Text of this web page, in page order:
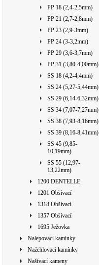
PP 18 (2,4-2,5mm)
PP 21 (2,7-2,8mm)
PP 23 (2,9-3mm)
PP 24 (3-3,2mm)
PP 29 (3,6-3,7mm)
PP 31 (3,80-4,00mm)
SS 18 (4,2-4,4mm)
SS 24 (5,27-5,44mm)
SS 29 (6,14-6,32mm)
SS 34 (7,07-7,27mm)
SS 38 (7,93-8,16mm)
SS 39 (8,16-8,41mm)
SS 45 (9,85-
10,19mm)
SS 55 (12,97-
13,22mm)
1200 DENTELLE
1201 Obšívací
1318 Obšívací
1357 Obšívací
1695 Ježovka
Nalepovací kamínky
Nažehlovací kamínky
Našívací kameny